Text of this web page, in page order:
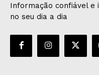
Informação confiável e
no seu dia a dia